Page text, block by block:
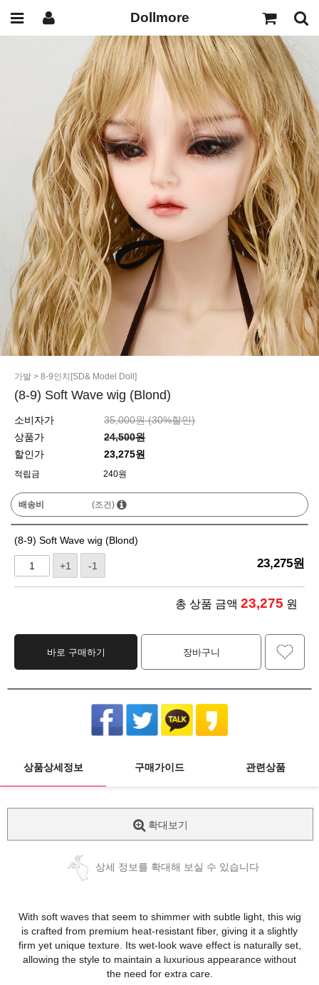
Dollmore
가발 > 8-9인치[SD& Model Doll]
(8-9) Soft Wave wig (Blond)
소비자가 35,000원 (30%할인)
상품가
24,500원
할인가
23,275원
적립금 240원
배송비 (조건)
(8-9) Soft Wave wig (Blond)
+1 -1 23,275원
총 상품 금액 23,275 원
바로 구매하기 장바구니
상품상세정보 구매가이드 관련상품
확대보기
상세 정보를 확대해 보실 수 있습니다
With soft waves that seem to shimmer with subtle light, this wig
is crafted from premium heat-resistant fiber, giving it a slightly
firm yet unique texture. Its wet-look wave effect is naturally set,
allowing the style to maintain a luxurious appearance without
the need for extra care.